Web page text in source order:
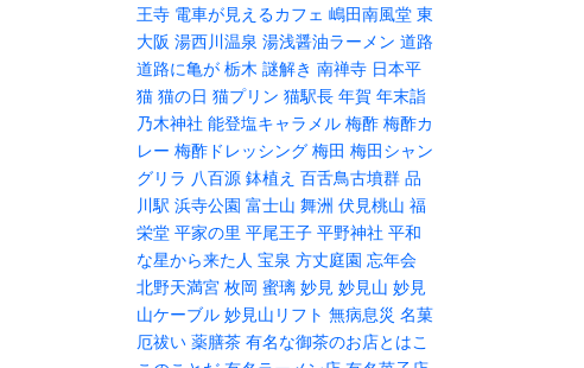
王寺 電車が見えるカフェ 嶋田南風堂 東
大阪 湯西川温泉 湯浅醤油ラーメン 道路
道路に亀が 栃木 謎解き 南禅寺 日本平
猫 猫の日 猫プリン 猫駅長 年賀 年末詣
乃木神社 能登塩キャラメル 梅酢 梅酢カ
レー 梅酢ドレッシング 梅田 梅田シャン
グリラ 八百源 鉢植え 百舌鳥古墳群 品
川駅 浜寺公園 富士山 舞洲 伏見桃山 福
栄堂 平家の里 平尾王子 平野神社 平和
な星から来た人 宝泉 方丈庭園 忘年会
北野天満宮 枚岡 蜜璃 妙見 妙見山 妙見
山ケーブル 妙見山リフト 無病息災 名菓
厄祓い 薬膳茶 有名な御茶のお店とはこ